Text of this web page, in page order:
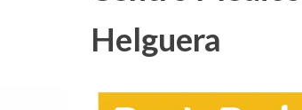
Helguera